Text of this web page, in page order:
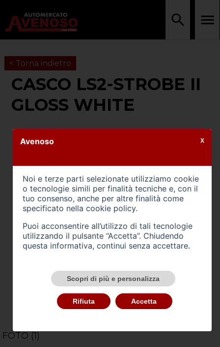
< Torna indietro
CASCO LS2-STROBE II
GLOSS WHITE
FOTO (1)
Avenoso
Noi e terze parti selezionate utilizziamo cookie
o tecnologie simili per finalità tecniche e, con il
tuo consenso, anche per altre finalità come
specificato nella cookie policy.
Puoi acconsentire all’utilizzo di tali tecnologie
utilizzando il pulsante “Accetta”. Chiudendo
questa informativa, continui senza accettare.
Scopri di più e personalizza
Rifiuta Accetta
X